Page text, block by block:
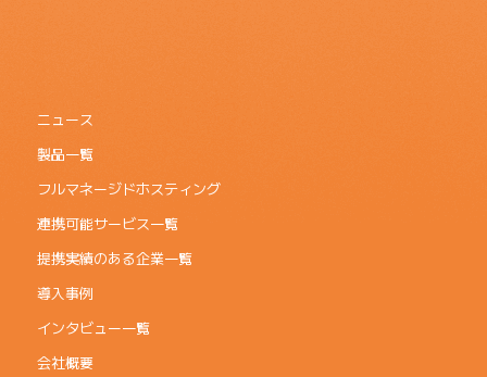
ニュース
製品一覧
フルマネージドホスティング
連携可能サービス一覧
提携実績のある企業一覧
導入事例
インタビュー一覧
会社概要